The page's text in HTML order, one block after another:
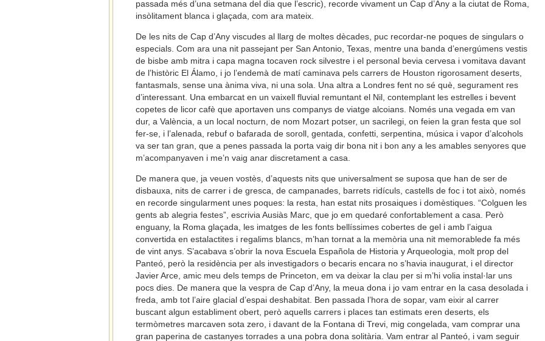
passada més d’una setmana del dia que l’escric), recorde vivament un Cap d’Any a la ciutat de Roma,
insòlitament blanca i glaçada, com ara mateix.
De les nits de Cap d’Any viscudes al llarg de moltes dècades, puc recordar-ne poques de singulars o
especials. Com ara una nit passejant per San Antonio, Texas, mentre una banda d’energúmens vestis
de bisbe amb mitra i capa magna tocaven rock silvestre i el personal bevia cervesa i vomitava davant
de l’històric El Álamo, i jo l’endemà de matí caminava pels carrers de Houston rigorosament deserts,
fantasmals, sense una ànima viva, ni una sola. Una altra a Londres fent no sé què, segurament res
d’interessant. Una embarcat en un vaixell fluvial remuntant el Nil, contemplant les estrelles i bevent
copetes de licor cafè que aportaven uns companys de viatge alcoians. Només una vegada em van
dur, a València, a un local nocturn, de nom Mozart potser, un sacrilegi, on feien la gran festa que sol
fer-se, i l’alenada, rebuf o bafarada de soroll, gentada, confetti, serpentina, música i vapor d’alcohols
va ser tan gran, que a penes passada la porta vaig dir bona nit i bon any a les amables senyores que
m’acompanyaven i me’n vaig anar discretament a casa.
De manera que, ja veuen vostès, d’aquests nits que universalment se suposa que han de ser de
disbauxa, nits de carrer i de gresca, de campanades, barrets ridículs, castells de foc i tot això, només
en recorde singularment unes poques: la resta, han estat nits prosaiques i domèstiques. “Colguen les
gents ab alegria festes”, escrivia Ausiàs Marc, que jo em quedaré confortablement a casa. Però
enguany, la Roma glaçada, les imatges de les fonts bellíssimes cobertes de gel i amb l’aigua
convertida en estalactites i regalims blancs, m’han tornat a la memòria una nit memorablede fa més
de vint anys. S’acabava s’obrir la nova Escuela Española de Historia y Arqueologia, molt prop del
Panteó, però la residència per als investigadors o becaris encara no s’havia inaugurat, i el director
Javier Arce, amic meu dels temps de Princeton, em va deixar la clau per si m’hi volia instal·lar uns
pocs dies. De manera que la vespra de Cap d’Any, la meua dona i jo vam entrar en la casa desolada i
freda, amb tot l’aire glacial d’espai deshabitat. Ben passada l’hora de sopar, vam eixir al carrer
buscant algun establiment obert, però aquells carrers i places tan estimats eren deserts, els
termòmetres marcaven sota zero, i davant de la Fontana di Trevi, mig congelada, vam comprar una
gran paperina de castanyes torrades a una pobra dona solitària. Vam entrar al Panteó, i vam seguir